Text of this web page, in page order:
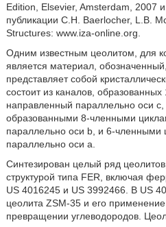
Edition, Elsevier, Amsterdam, 2007
публикации C.H. Baerlocher, L.B.
Structures: www.iza-online.org.
Одним известным цеолитом, для
является материал,
представляет собой
состоит из каналов,
направленный параллельно оси
образованными 8-членными
параллельно оси b, и 6-
параллельно оси а.
Синтезирован целый ряд
структурой типа FER, включая
US 4016245 и US 3992466. В US
цеолита ZSM-35 и его
превращении углеводородов.